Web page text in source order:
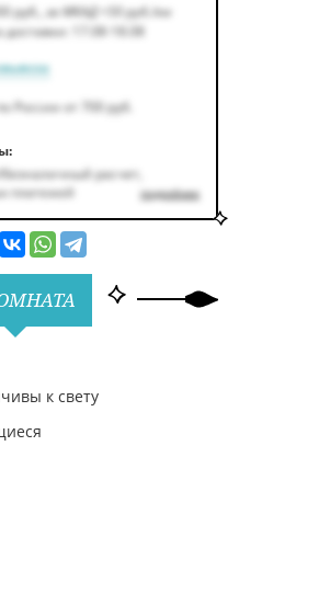
руб. за МКАД +50руб. /км
доставки: 17.08-18.08
России от 700 руб.
расчет,
платежей
подробнее
к свету